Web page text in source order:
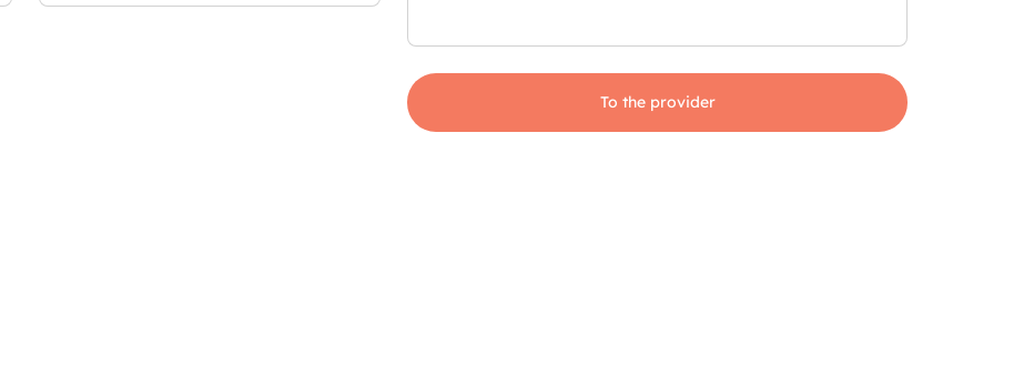
To the provider